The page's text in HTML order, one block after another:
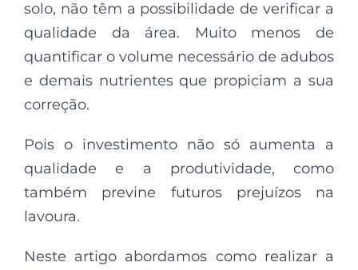
solo, não têm a possibilidade de verificar a
qualidade da área. Muito menos de
quantificar o volume necessário de adubos
e demais nutrientes que propiciam a sua
correção.
Pois o investimento não só aumenta a
qualidade e a produtividade, como
também previne futuros prejuízos na
lavoura.
Neste artigo abordamos como realizar a